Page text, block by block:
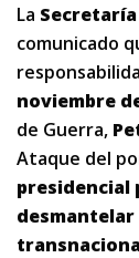
La Secretaría
comunicado
noviembre
de Guerra,
Ataque del
presidencial